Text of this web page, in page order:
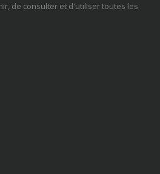
de consulter et d'utiliser toutes les